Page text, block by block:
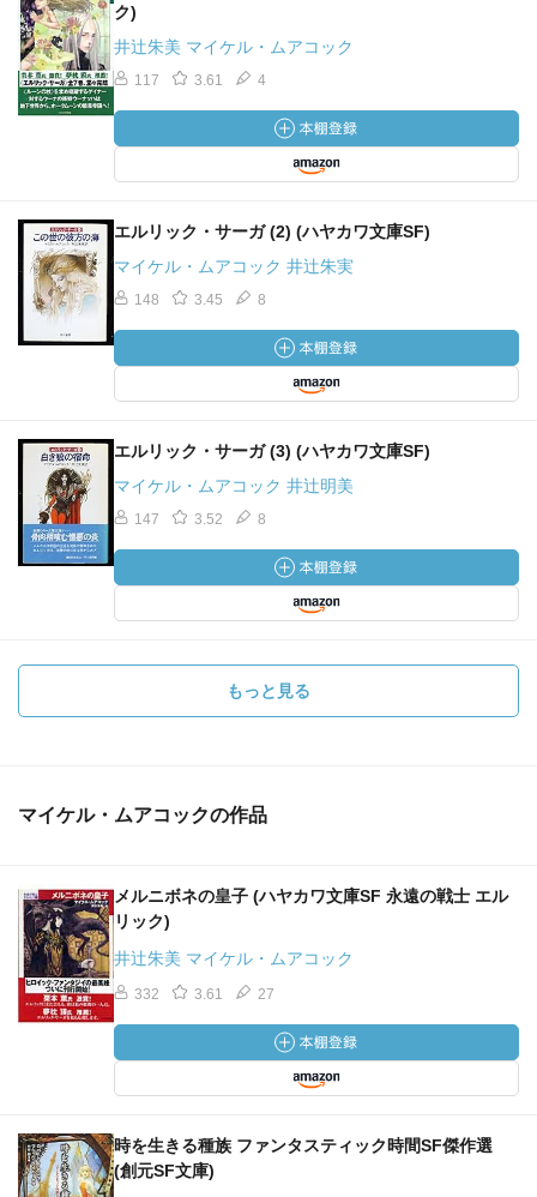
ク)
井辻朱美 マイケル・ムアコック
117 3.61 4
エルリック・サーガ (2) (ハヤカワ文庫SF)
マイケル・ムアコック 井辻朱実
148 3.45 8
エルリック・サーガ (3) (ハヤカワ文庫SF)
マイケル・ムアコック 井辻明美
147 3.52 8
もっと見る
マイケル・ムアコックの作品
メルニボネの皇子 (ハヤカワ文庫SF 永遠の戦士 エル
リック)
井辻朱美 マイケル・ムアコック
332 3.61 27
時を生きる種族 ファンタスティック時間SF傑作選
(創元SF文庫)